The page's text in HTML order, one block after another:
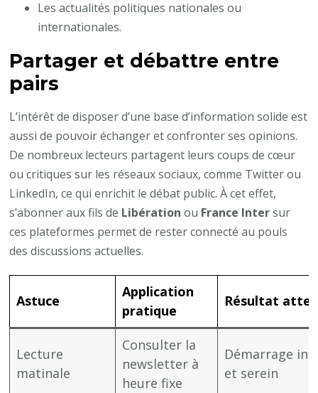
Les actualités politiques nationales ou
internationales.
Partager et débattre entre
pairs
L’intérêt de disposer d’une base d’information solide est
aussi de pouvoir échanger et confronter ses opinions.
De nombreux lecteurs partagent leurs coups de cœur
ou critiques sur les réseaux sociaux, comme Twitter ou
LinkedIn, ce qui enrichit le débat public. À cet effet,
s’abonner aux fils de Libération ou France Intersur
ces plateformes permet de rester connecté au pouls
des discussions actuelles.
Astuce
Application
pratique
Résultat
Lecture
matinale
Consulter la
newsletter à
heure fixe
Démarrage
et serein